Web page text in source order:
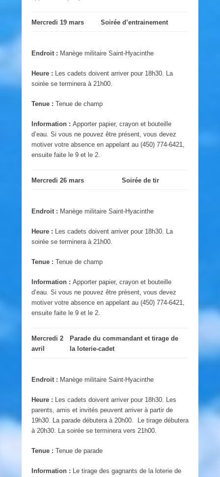
Mercredi 19 mars Soirée d’entrainement
Endroit : Manège militaire Saint-Hyacinthe
Heure : Les cadets doivent arriver pour 18h30. La
soirée se terminera à 21h00.
Tenue : Tenue de champ
Information : Apporter papier, crayon et bouteille
d’eau. Si vous ne pouvez être présent, vous devez
motiver votre absence en appelant au (450) 774-6421,
ensuite faite le 9 et le 2.
Mercredi 26 mars Soirée de tir
Endroit : Manège militaire Saint-Hyacinthe
Heure : Les cadets doivent arriver pour 18h30. La
soirée se terminera à 21h00.
Tenue : Tenue de champ
Information : Apporter papier, crayon et bouteille
d’eau. Si vous ne pouvez être présent, vous devez
motiver votre absence en appelant au (450) 774-6421,
ensuite faite le 9 et le 2.
Mercredi 2
avril
Parade du commandant et tirage de
la loterie-cadet
Endroit : Manège militaire Saint-Hyacinthe
Heure : Les cadets doivent arriver pour 18h30. Les
parents, amis et invités peuvent arriver à partir de
19h30. La parade débutera à 20h00. Le tirage débutera
à 20h30. La soirée se terminera vers 21h00.
Tenue : Tenue de parade
Information : Le tirage des gagnants de la loterie de